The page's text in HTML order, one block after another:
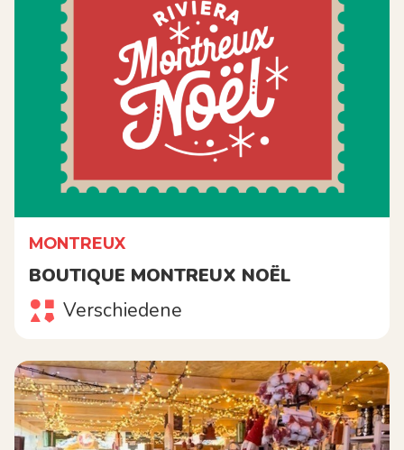
MONTREUX
BOUTIQUE MONTREUX NOËL
Verschiedene